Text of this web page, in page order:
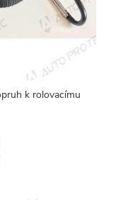
k rolovacímu